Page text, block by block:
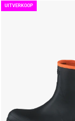
UITVERKOOP